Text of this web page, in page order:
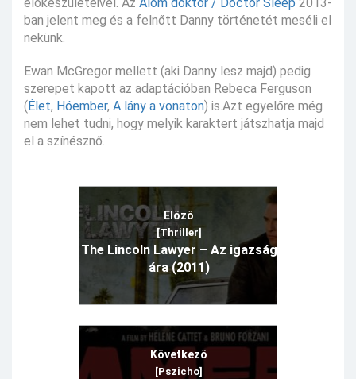
előkészületeivel. Az Álom doktor / Doctor Sleep 2013-
ban jelent meg és a felnőtt Danny történetét meséli el
nekünk.
Ewan McGregor mellett (aki Danny lesz majd) pedig
szerepet kapott az adaptációban Rebeca Ferguson
( Élet, Hóember, A lány a vonaton) is.Azt egyelőre még
nem lehet tudni, hogy melyik karaktert játszhatja majd
el a színésznő.
Előző
[Thriller]
The Lincoln Lawyer – Az igazság
ára (2011)
Következő
[Pszicho]